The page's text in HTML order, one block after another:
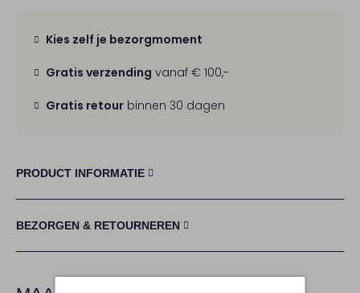
Kies zelf je bezorgmoment
Gratis verzending vanaf € 100,-
Gratis retour binnen 30 dagen
PRODUCT INFORMATIE
BEZORGEN & RETOURNEREN